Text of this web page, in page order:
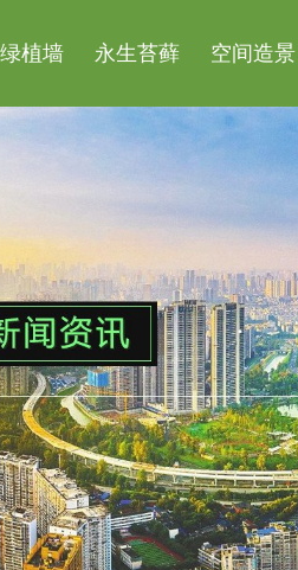
绿植墙 永生苔藓 空间造景